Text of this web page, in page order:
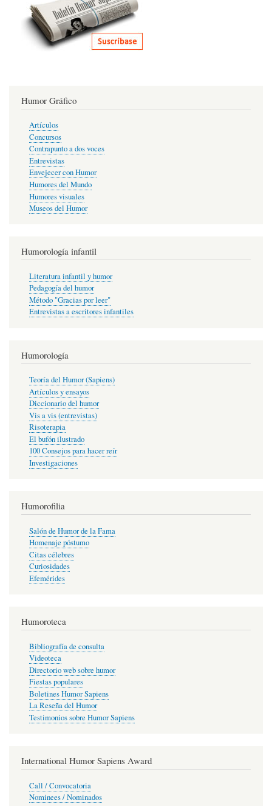
Humor Gráfico
Artículos
Concursos
Contrapunto a dos voces
Entrevistas
Envejecer con Humor
Humores del Mundo
Humores visuales
Museos del Humor
Humorología infantil
Literatura infantil y humor
Pedagogía del humor
Método "Gracias por leer"
Entrevistas a escritores infantiles
Humorología
Teoría del Humor (Sapiens)
Artículos y ensayos
Diccionario del humor
Vis a vis (entrevistas)
Risoterapia
El bufón ilustrado
100 Consejos para hacer reír
Investigaciones
Humorofilia
Salón de Humor de la Fama
Homenaje póstumo
Citas célebres
Curiosidades
Efemérides
Humoroteca
Bibliografía de consulta
Videoteca
Directorio web sobre humor
Fiestas populares
Boletines Humor Sapiens
La Reseña del Humor
Testimonios sobre Humor Sapiens
International Humor Sapiens Award
Call / Convocatoria
Nominees / Nominados